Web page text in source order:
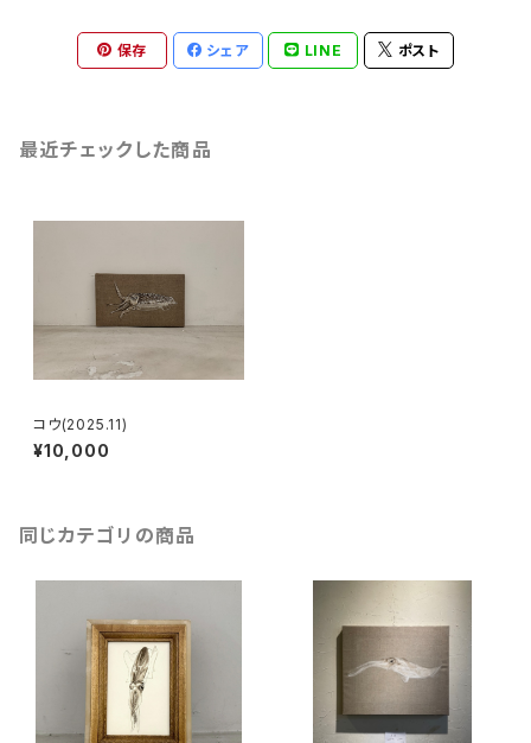
保存 シェア LINE ポスト
最近チェックした商品
コウ(2025.11)
¥10,000
同じカテゴリの商品